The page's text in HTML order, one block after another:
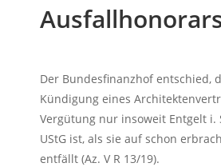
Der Bundesfinanzhof entschied,
Kündigung eines
Vergütung nur insoweit Entgelt i.
UStG ist, als sie auf schon
entfällt (Az. V R 13/19).